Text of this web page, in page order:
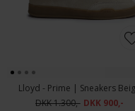
Lloyd - Prime | Sneakers
DKK 1.300,- DKK 900,-